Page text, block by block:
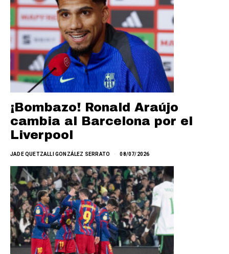
¡Bombazo! Ronald Araújo
cambia al Barcelona por el
Liverpool
JADE QUETZALLI GONZÁLEZ SERRATO 08/07/2026